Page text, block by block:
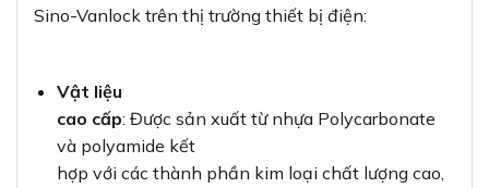
Sino-Vanlock trên thị trường thiết bị điện:
Vật liệu
cao cấp: Được sản xuất từ nhựa Polycarbonate
và polyamide kết
hợp với các thành phần kim loại chất lượng cao,